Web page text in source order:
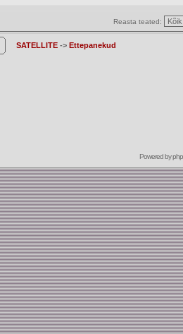
Reasta teated:
SATELLITE -> Ettepanekud
Powered by